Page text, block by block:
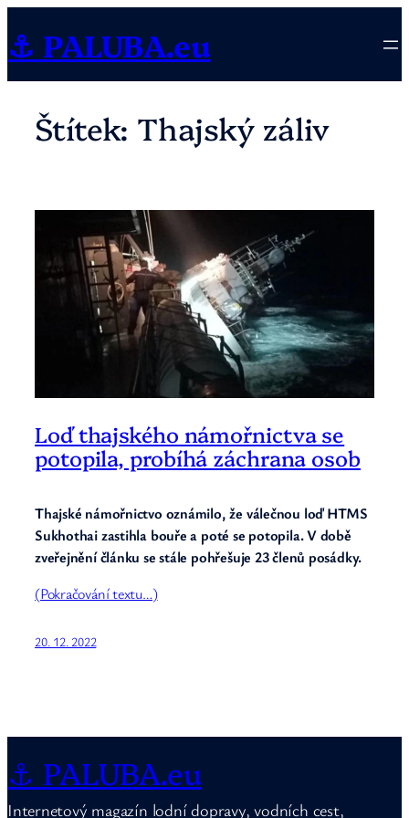
na
obsah
⚓ PALUBA.eu
Štítek: Thajský záliv
Loď thajského námořnictva se
potopila, probíhá záchrana osob
Thajské námořnictvo oznámilo, že válečnou loď HTMS
Sukhothai zastihla bouře a poté se potopila. V době
zveřejnění článku se stále pohřešuje 23 členů posádky.
(Pokračování textu…)
20. 12. 2022
⚓ PALUBA.eu
Internetový magazín lodní dopravy, vodních cest,